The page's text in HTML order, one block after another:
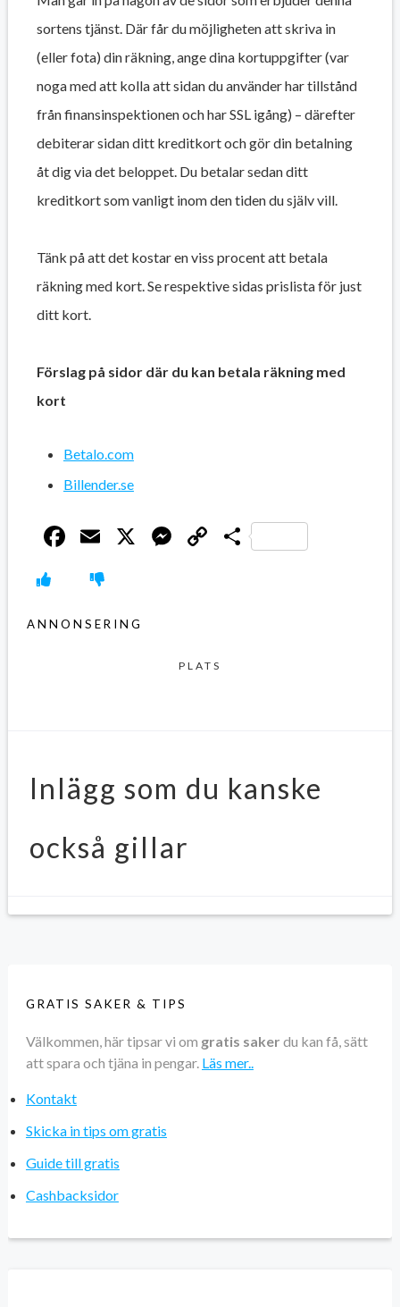
sortens tjänst. Där får du möjligheten att skriva in
(eller fota) din räkning, ange dina kortuppgifter (var
noga med att kolla att sidan du använder har tillstånd
från finansinspektionen och har SSL igång) – därefter
debiterar sidan ditt kreditkort och gör din betalning
åt dig via det beloppet. Du betalar sedan ditt
kreditkort som vanligt inom den tiden du själv vill.
Tänk på att det kostar en viss procent att betala
räkning med kort. Se respektive sidas prislista för just
ditt kort.
Förslag på sidor där du kan betala räkning med
kort
Betalo.com
Billender.se
Facebook
Email
X Messenger
CopyDela
ANNONSERING
PLATS
Inlägg som du kanske
också gillar
GRATIS SAKER & TIPS
Välkommen, här tipsar vi om gratis saker du kan få, sätt
att spara och tjäna in pengar. Läs mer..
Kontakt
Skicka in tips om gratis
Guide till gratis
Cashbacksidor